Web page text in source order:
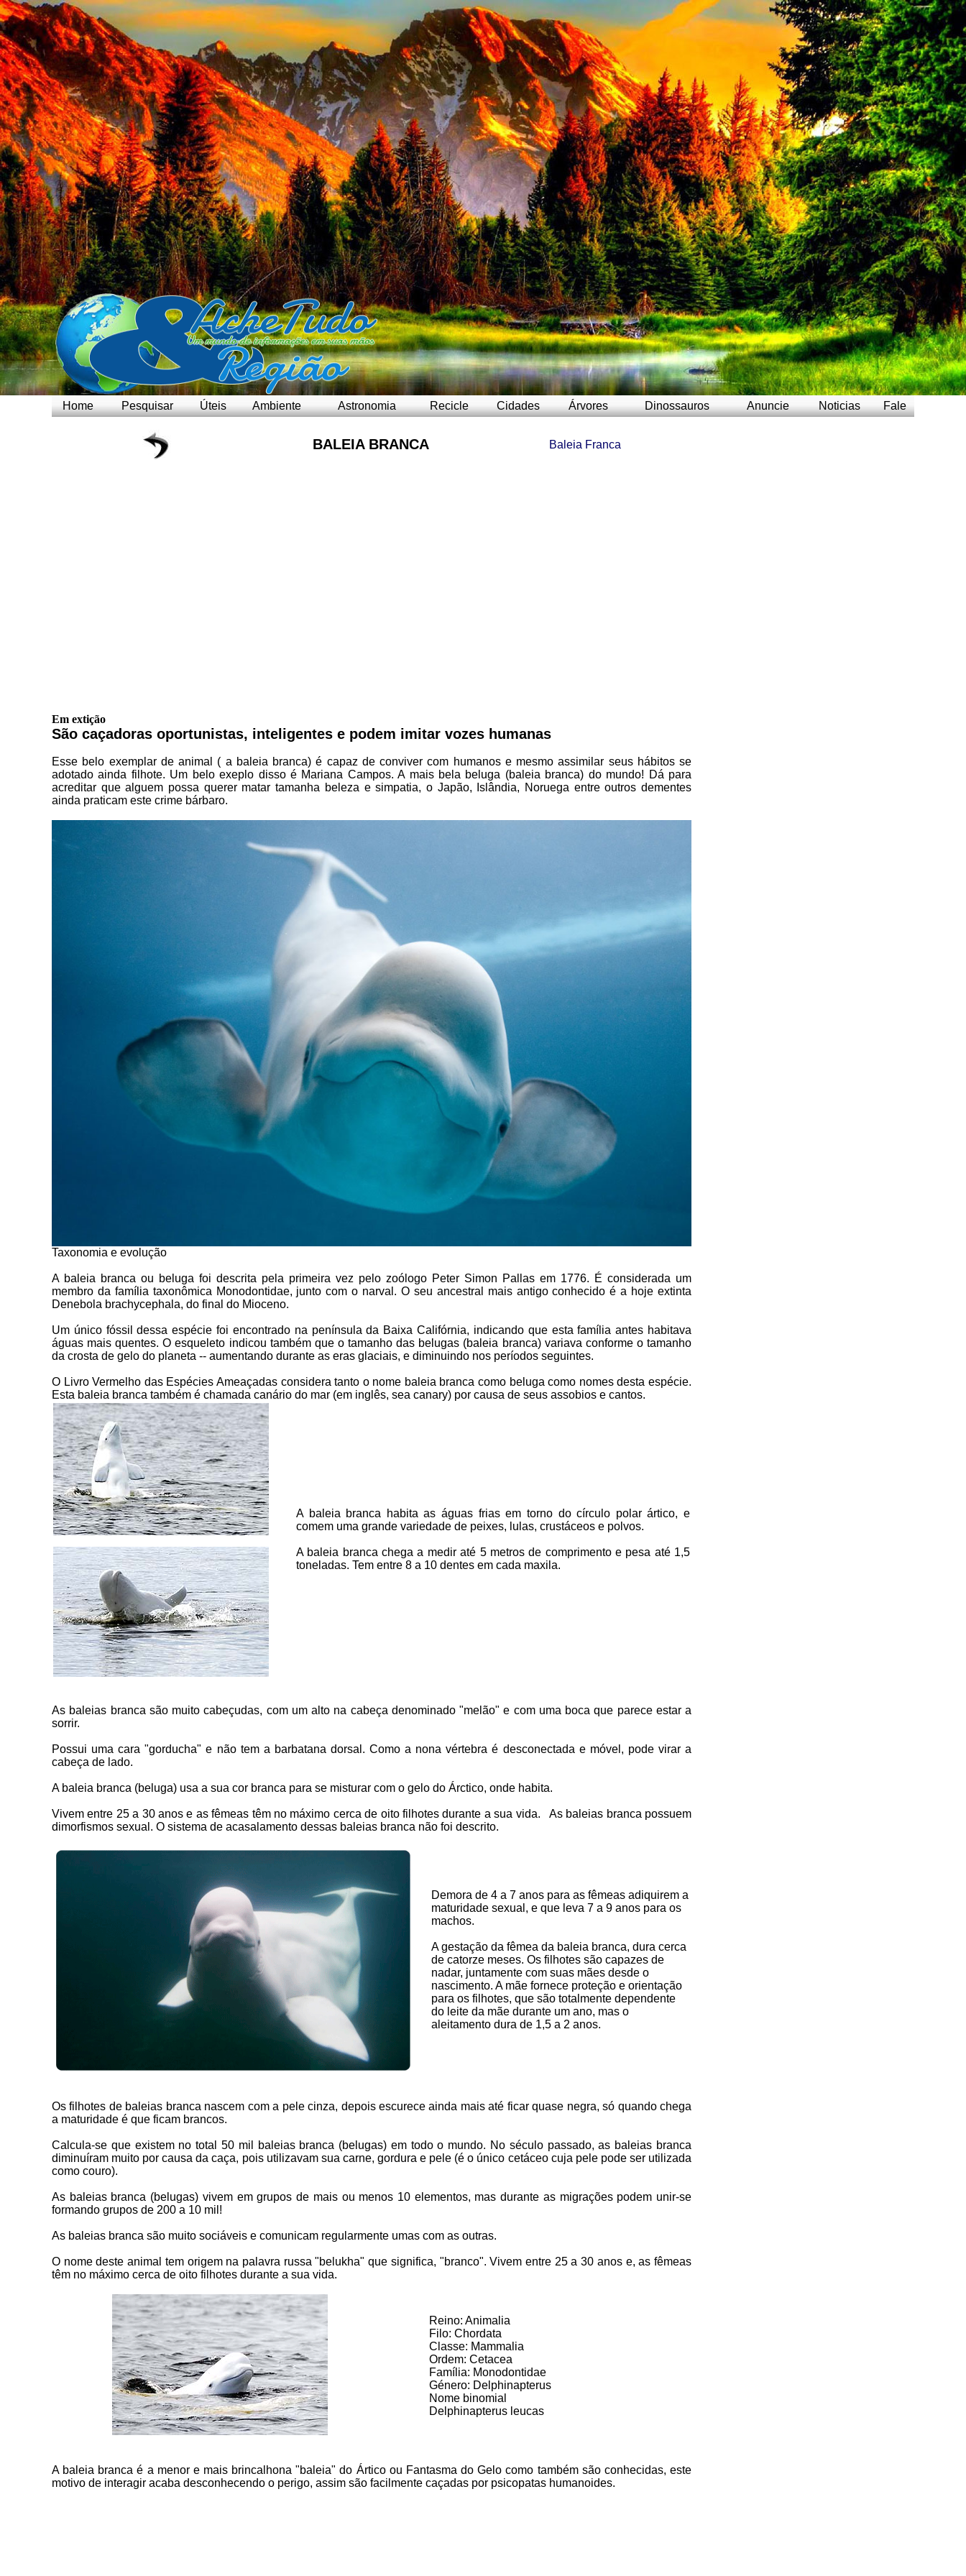
Home Pesquisar Úteis Ambiente Astronomia Recicle Cidades Árvores Dinossauros Anuncie Noticias Fale
BALEIA BRANCA Baleia Franca
Em extição
São caçadoras oportunistas, inteligentes e podem imitar vozes humanas
Esse belo exemplar de animal ( a baleia branca) é capaz de conviver com humanos e mesmo assimilar seus hábitos se
adotado ainda filhote. Um belo exeplo disso é Mariana Campos. A mais bela beluga (baleia branca) do mundo! Dá para
acreditar que alguem possa querer matar tamanha beleza e simpatia, o Japão, Islândia, Noruega entre outros dementes
ainda praticam este crime bárbaro.
Taxonomia e evolução
A baleia branca ou beluga foi descrita pela primeira vez pelo zoólogo Peter Simon Pallas em 1776. É considerada um
membro da família taxonômica Monodontidae, junto com o narval. O seu ancestral mais antigo conhecido é a hoje extinta
Denebola brachycephala, do final do Mioceno.
Um único fóssil dessa espécie foi encontrado na península da Baixa Califórnia, indicando que esta família antes habitava
águas mais quentes. O esqueleto indicou também que o tamanho das belugas (baleia branca) variava conforme o tamanho
da crosta de gelo do planeta -- aumentando durante as eras glaciais, e diminuindo nos períodos seguintes.
O Livro Vermelho das Espécies Ameaçadas considera tanto o nome baleia branca como beluga como nomes desta espécie.
Esta baleia branca também é chamada canário do mar (em inglês, sea canary) por causa de seus assobios e cantos.
A baleia branca habita as águas frias em torno do círculo polar ártico, e
comem uma grande variedade de peixes, lulas, crustáceos e polvos.
A baleia branca chega a medir até 5 metros de comprimento e pesa até 1,5
toneladas. Tem entre 8 a 10 dentes em cada maxila.
As baleias branca são muito cabeçudas, com um alto na cabeça denominado "melão" e com uma boca que parece estar a
sorrir.
Possui uma cara "gorducha" e não tem a barbatana dorsal. Como a nona vértebra é desconectada e móvel, pode virar a
cabeça de lado.
A baleia branca (beluga) usa a sua cor branca para se misturar com o gelo do Árctico, onde habita.
Vivem entre 25 a 30 anos e as fêmeas têm no máximo cerca de oito filhotes durante a sua vida. As baleias branca possuem
dimorfismos sexual. O sistema de acasalamento dessas baleias branca não foi descrito.
Demora de 4 a 7 anos para as fêmeas adiquirem a
maturidade sexual, e que leva 7 a 9 anos para os
machos.
A gestação da fêmea da baleia branca, dura cerca
de catorze meses. Os filhotes são capazes de
nadar, juntamente com suas mães desde o
nascimento. A mãe fornece proteção e orientação
para os filhotes, que são totalmente dependente
do leite da mãe durante um ano, mas o
aleitamento dura de 1,5 a 2 anos.
Os filhotes de baleias branca nascem com a pele cinza, depois escurece ainda mais até ficar quase negra, só quando chega
a maturidade é que ficam brancos.
Calcula-se que existem no total 50 mil baleias branca (belugas) em todo o mundo. No século passado, as baleias branca
diminuíram muito por causa da caça, pois utilizavam sua carne, gordura e pele (é o único cetáceo cuja pele pode ser utilizada
como couro).
As baleias branca (belugas) vivem em grupos de mais ou menos 10 elementos, mas durante as migrações podem unir-se
formando grupos de 200 a 10 mil!
As baleias branca são muito sociáveis e comunicam regularmente umas com as outras.
O nome deste animal tem origem na palavra russa "belukha" que significa, "branco". Vivem entre 25 a 30 anos e, as fêmeas
têm no máximo cerca de oito filhotes durante a sua vida.
Reino: Animalia
Filo: Chordata
Classe: Mammalia
Ordem: Cetacea
Família: Monodontidae
Género: Delphinapterus
Nome binomial
Delphinapterus leucas
A baleia branca é a menor e mais brincalhona "baleia" do Ártico ou Fantasma do Gelo como também são conhecidas, este
motivo de interagir acaba desconhecendo o perigo, assim são facilmente caçadas por psicopatas humanoides.